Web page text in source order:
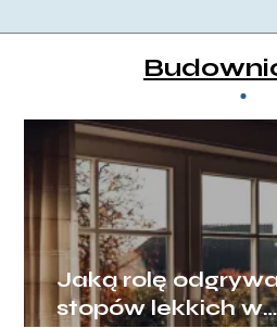
Jaką rolę
stopów lekkich w